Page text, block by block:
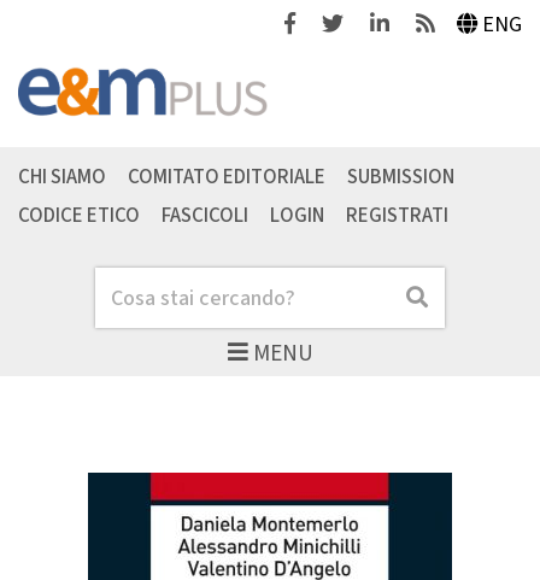
FacebookTwitterLinkedinFeeds ENG
MENU
Cerca Cerca
CHI SIAMO COMITATO EDITORIALE
SUBMISSION
CODICE ETICO
FASCICOLI LOGIN REGISTRATI